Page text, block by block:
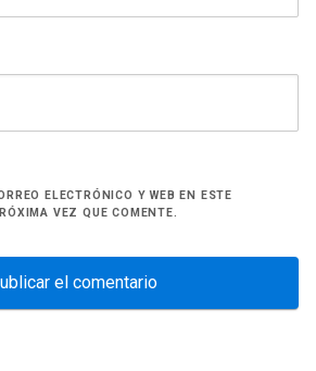
ELECTRÓNICO Y WEB EN ESTE
VEZ QUE COMENTE.